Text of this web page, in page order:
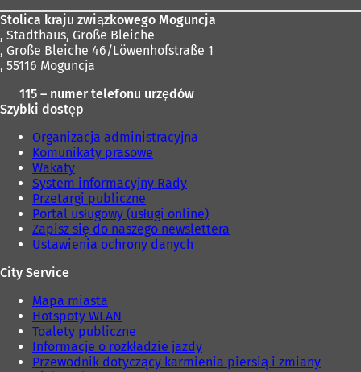
Stolica kraju związkowego Moguncja
, Stadthaus, Große Bleiche
, Große Bleiche 46/Löwenhofstraße 1
, 55116 Moguncja
115 – numer telefonu urzędów
Szybki dostęp
Organizacja administracyjna
Komunikaty prasowe
Wakaty
System informacyjny Rady
Przetargi publiczne
Portal usługowy (usługi online)
Zapisz się do naszego newslettera
Ustawienia ochrony danych
City Service
Mapa miasta
Hotspoty WLAN
Toalety publiczne
Informacje o rozkładzie jazdy
Przewodnik dotyczący karmienia piersią i zmiany